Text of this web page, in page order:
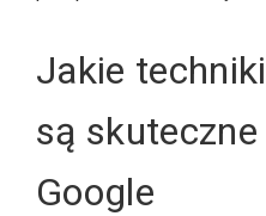
Jakie
są skuteczne
Google